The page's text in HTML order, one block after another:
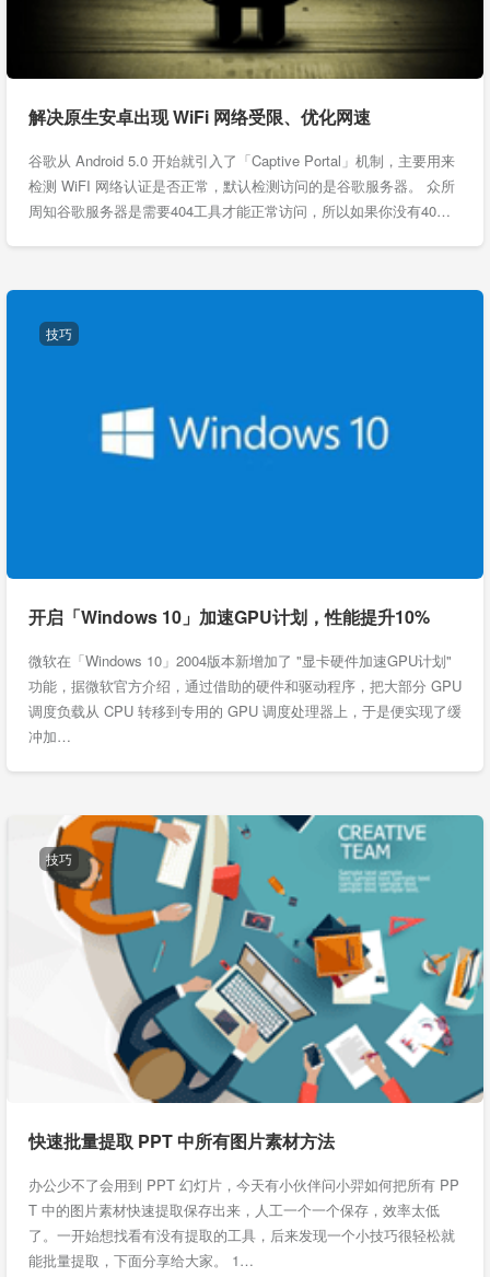
解决原生安卓出现 WiFi 网络受限、优化网速
谷歌从 Android 5.0 开始就引入了「Captive Portal」机制，主要用来
检测 WiFI 网络认证是否正常，默认检测访问的是谷歌服务器。 众所
周知谷歌服务器是需要404工具才能正常访问，所以如果你没有40…
技巧
开启「Windows 10」加速GPU计划，性能提升10%
微软在「Windows 10」2004版本新增加了 "显卡硬件加速GPU计划"
功能，据微软官方介绍，通过借助的硬件和驱动程序，把大部分 GPU
调度负载从 CPU 转移到专用的 GPU 调度处理器上，于是便实现了缓
冲加…
技巧
快速批量提取 PPT 中所有图片素材方法
办公少不了会用到 PPT 幻灯片，今天有小伙伴问小羿如何把所有 PP
T 中的图片素材快速提取保存出来，人工一个一个保存，效率太低
了。一开始想找看有没有提取的工具，后来发现一个小技巧很轻松就
能批量提取，下面分享给大家。 1…